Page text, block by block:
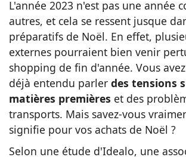
L'année 2023 n'est pas une année
autres, et cela se ressent jusque
préparatifs de Noël. En effet,
externes pourraient bien venir
shopping de fin d'année. Vous
déjà entendu parler des tensions
matières premières et des
transports. Mais savez-vous
signifie pour vos achats de Noël ?
Selon une étude d'Idealo, une